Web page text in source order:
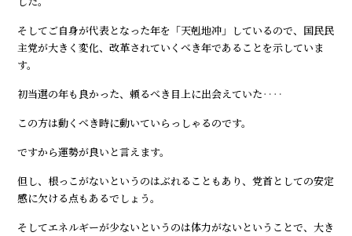
そしてご自身が代表となった年を「天剋地冲」しているので、国民民
主党が大きく変化、改革されていくべき年であることを示していま
す。
初当選の年も良かった、頼るべき目上に出会えていた‥‥
この方は動くべき時に動いていらっしゃるのです。
ですから運勢が良いと言えます。
但し、根っこがないというのはぶれることもあり、党首としての安定
感に欠ける点もあるでしょう。
そしてエネルギーが少ないというのは体力がないということで、大き